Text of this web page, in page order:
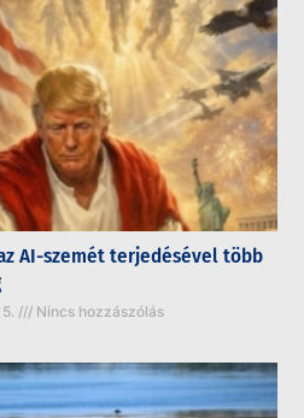
AI-szemét terjedésével több
Nincs hozzászólás